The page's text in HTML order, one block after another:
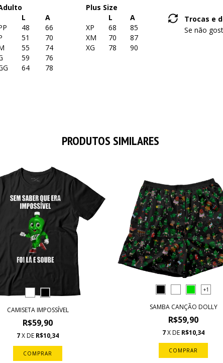
Plus Size
L A L
A
48 66 XP 68
85
51 70 XM 70
87
55 74 XG 78
90
59
76
64
78
Trocas e
Se não
PRODUTOS SIMILARES
CAMISETA IMPOSSÍVEL
R$59,90
7X DE R$10,34
COMPRAR
+1
SAMBA CANÇÃO DOLLY
R$59,90
7X DE R$10,34
COMPRAR